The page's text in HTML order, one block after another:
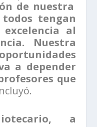
de nuestra
tengan
al
Nuestra
a depender
que
a